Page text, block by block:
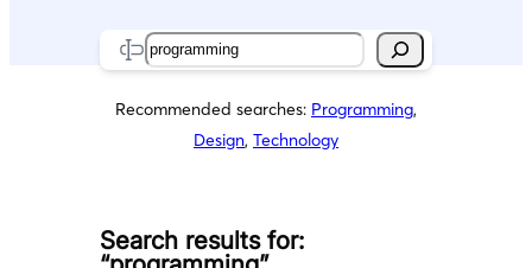
Search
Recommended searches: Programming,
Design, Technology
Search results for: